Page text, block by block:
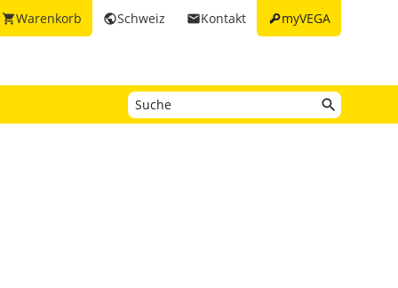
keymyVEGA
emailKontakt
publicSchweiz
shopping_cartWarenkorb